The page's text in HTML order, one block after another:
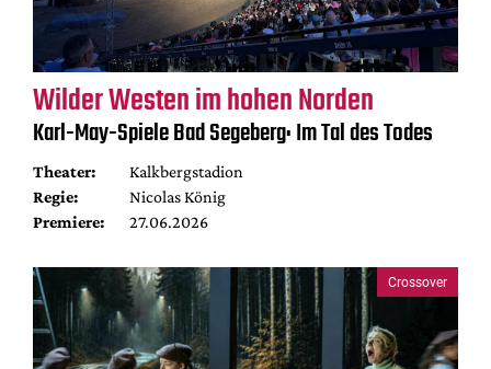
Wilder Westen im hohen Norden
Karl-May-Spiele Bad Segeberg: Im Tal des Todes
Theater:
Kalkbergstadion
Regie:
Nicolas König
Premiere:
27.06.2026
Crossover